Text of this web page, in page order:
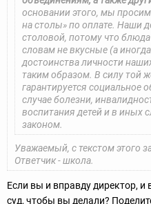
основании этого, мы просим
на столы» по оплате. Наши
столовой, потому что
словам не вкусные (а
достоинства личности
таким образом. В силу той
гарантируется социальное
случае болезни,
воспитания детей и в иных
законом.
Уважаемый, с текстом этого
Ответчик - школа.
Если вы и вправду директор,
суд, чтобы вы делали?